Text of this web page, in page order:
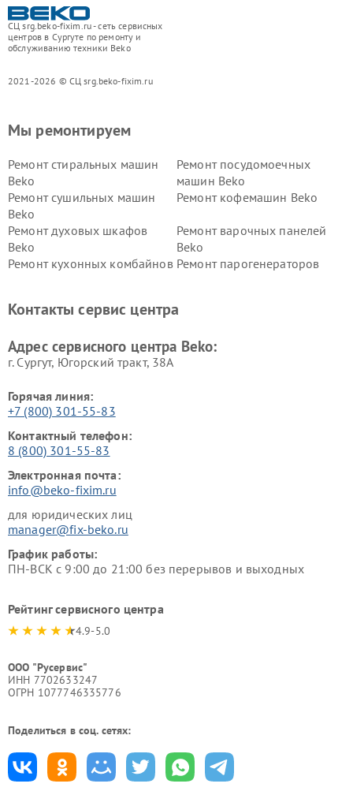
СЦ srg.beko-fixim.ru - сеть сервисных
центров в Сургуте по ремонту и
обслуживанию техники Beko
2021-2026 © СЦ srg.beko-fixim.ru
Мы ремонтируем
Ремонт стиральных машин
Beko
Ремонт посудомоечных
машин Beko
Ремонт сушильных машин
Beko
Ремонт кофемашин Beko
Ремонт духовых шкафов
Beko
Ремонт варочных панелей
Beko
Ремонт кухонных комбайнов Ремонт парогенераторов
Ремонт холодильников Beko Ремонт морозильных камер
Контакты сервис центра
Адрес сервисного центра Beko:
г. Сургут, Югорский тракт, 38А
Горячая линия:
+7 (800) 301-55-83
Контактный телефон:
8 (800) 301-55-83
Электронная почта:
info@beko-fixim.ru
для юридических лиц
manager@fix-beko.ru
График работы:
ПН-ВСК с 9:00 до 21:00 без перерывов и выходных
Рейтинг сервисного центра
4.9-5.0
ООО "Русервис"
ИНН 7702633247
ОГРН 1077746335776
Поделиться в соц. сетях: